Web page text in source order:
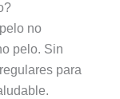
no
pelo. Sin
para